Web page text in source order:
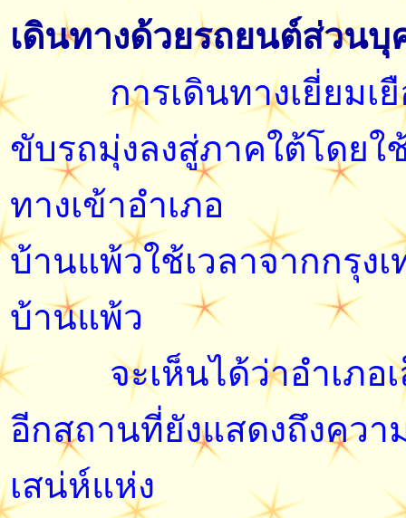
เดินทางด้วยรถยนต์ส่วนบุ
การเดินทางเยี่ยมเยือ
ขับรถมุ่งลงสู่ภาคใต้โดย
ทางเข้าอำเภอ
บ้านแพ้วใช้เวลาจากกรุง
บ้านแพ้ว
จะเห็นได้ว่าอำเภอเล็ก
อีกสถานที่ยังแสดงถึงคว
เสน่ห์แห่ง